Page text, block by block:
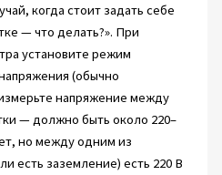
когда стоит задать себе
— что делать?». При
установите режим
(обычно
напряжение между
— должно быть около 220–
но между одним из
есть заземление) есть 220 В